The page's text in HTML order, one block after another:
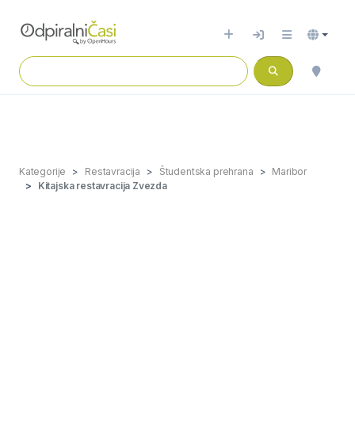
Kategorije Restavracija Študentska prehrana
Maribor
Kitajska restavracija Zvezda